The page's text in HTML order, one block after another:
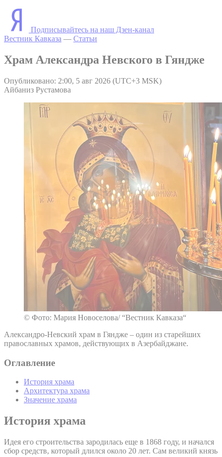
Подписывайтесь на наш Дзен-канал
Вестник Кавказа — Статьи
Храм Александра Невского в Гяндже
Опубликовано: 2:00, 5 авг 2026 (UTC+3 MSK)
Айбаниз Рустамова
© Фото: Мария Новоселова/ “Вестник Кавказа“
Александро-Невский храм в Гяндже – один из старейших
православных храмов, действующих в Азербайджане.
Оглавление
История храма
Архитектура храма
Значение храма
История храма
Идея его строительства зародилась еще в 1868 году, и начался
сбор средств, который длился около 20 лет. Сам великий князь